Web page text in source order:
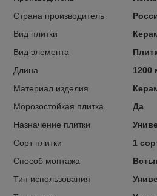
Страна производитель
Вид плитки
Вид элемента
Длина
1200
Материал изделия
Морозостойкая плитка
Да
Назначение плитки
Сорт плитки
1
Способ монтажа
Тип использования